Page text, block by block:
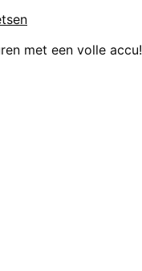
met een volle accu!